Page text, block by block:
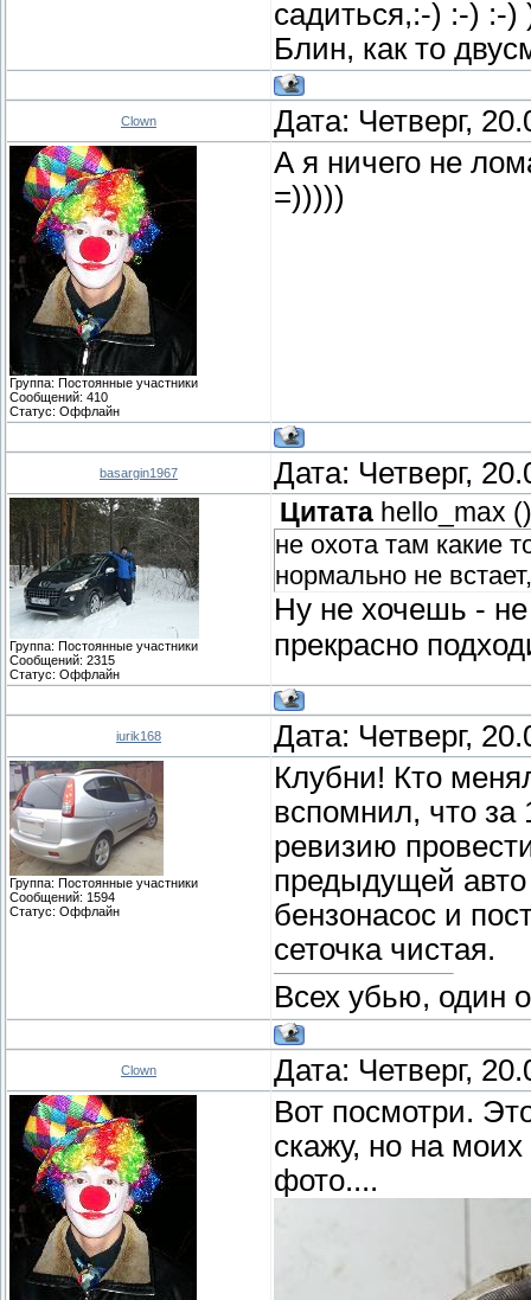
садиться,:-) :-) :-)
Блин, как то
Clown Дата: Четверг,
Группа: Постоянные участники
Сообщений: 410
Статус: Оффлайн
А я ничего не
=)))))
basargin1967 Дата: Четверг,
Группа: Постоянные участники
Сообщений: 2315
Статус: Оффлайн
Цитата hello_max ()
не охота там какие
нормально не встает,
Ну не хочешь -
прекрасно
iurik168 Дата: Четверг,
Группа: Постоянные участники
Сообщений: 1594
Статус: Оффлайн
Клубни! Кто
вспомнил, что за
ревизию
предыдущей авто
бензонасос и
сеточка чистая.
Всех убью, один
Clown Дата: Четверг,
Вот посмотри.
скажу, но на
фото....